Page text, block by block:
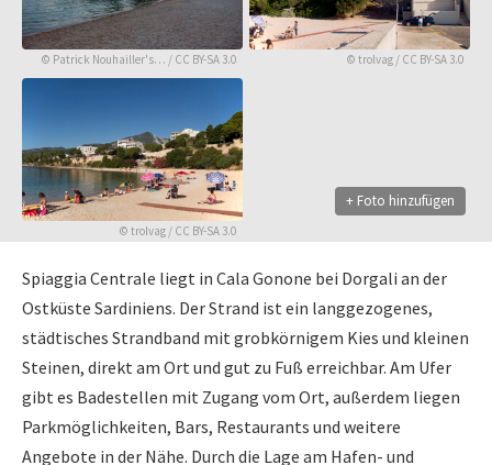
© Patrick Nouhailler's… / CC BY-SA 3.0 © trolvag / CC BY-SA 3.0
© trolvag / CC BY-SA 3.0
+ Foto hinzufügen
Spiaggia Centrale liegt in Cala Gonone bei Dorgali an der
Ostküste Sardiniens. Der Strand ist ein langgezogenes,
städtisches Strandband mit grobkörnigem Kies und kleinen
Steinen, direkt am Ort und gut zu Fuß erreichbar. Am Ufer
gibt es Badestellen mit Zugang vom Ort, außerdem liegen
Parkmöglichkeiten, Bars, Restaurants und weitere
Angebote in der Nähe. Durch die Lage am Hafen- und